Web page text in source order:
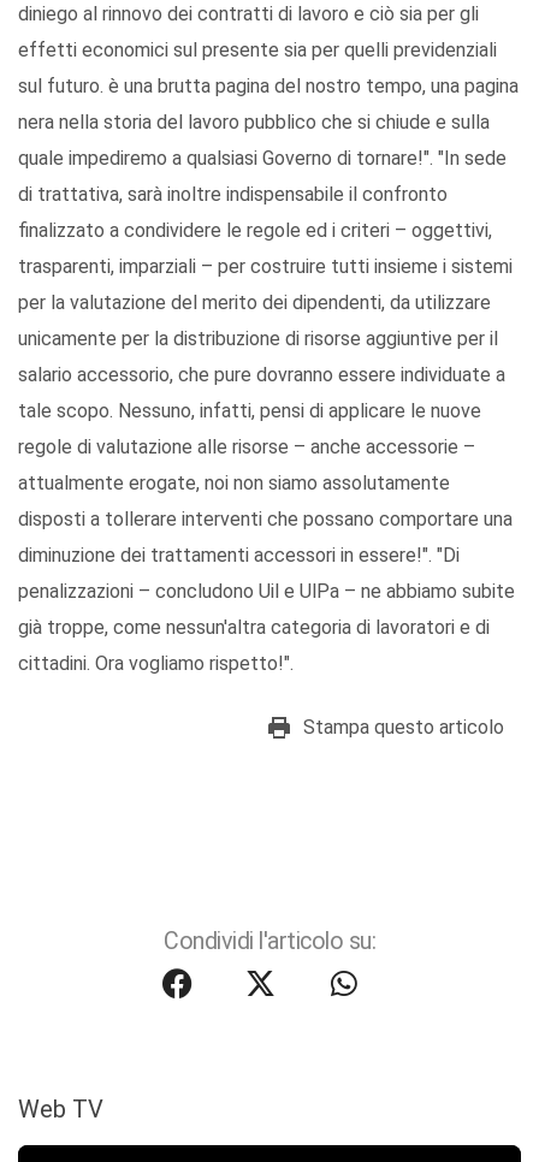
diniego al rinnovo dei contratti di lavoro e ciò sia per gli
effetti economici sul presente sia per quelli previdenziali
sul futuro. è una brutta pagina del nostro tempo, una pagina
nera nella storia del lavoro pubblico che si chiude e sulla
quale impediremo a qualsiasi Governo di tornare!". "In sede
di trattativa, sarà inoltre indispensabile il confronto
finalizzato a condividere le regole ed i criteri – oggettivi,
trasparenti, imparziali – per costruire tutti insieme i sistemi
per la valutazione del merito dei dipendenti, da utilizzare
unicamente per la distribuzione di risorse aggiuntive per il
salario accessorio, che pure dovranno essere individuate a
tale scopo. Nessuno, infatti, pensi di applicare le nuove
regole di valutazione alle risorse – anche accessorie –
attualmente erogate, noi non siamo assolutamente
disposti a tollerare interventi che possano comportare una
diminuzione dei trattamenti accessori in essere!". "Di
penalizzazioni – concludono Uil e UlPa – ne abbiamo subite
già troppe, come nessun'altra categoria di lavoratori e di
cittadini. Ora vogliamo rispetto!".
Stampa questo articolo
Condividi l'articolo su:
Web TV